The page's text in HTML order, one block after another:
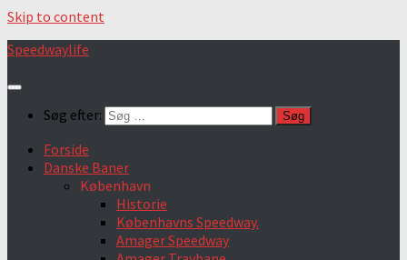
Skip to content
Speedwaylife
Søg efter:
Forside
Danske Baner
København
Historie
Københavns Speedway.
Amager Speedway